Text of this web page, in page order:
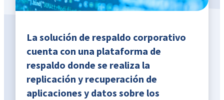
La solución de respaldo corporativo
cuenta con una plataforma de
respaldo donde se realiza la
replicación y recuperación de
aplicaciones y datos sobre los